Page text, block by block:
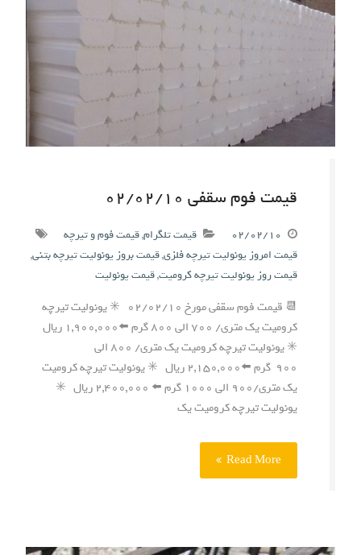
قیمت فوم سقفی ۰۲/۰۲/۱۰
۰۲/۰۲/۱۰ قیمت تلگرام,قیمت فوم و تیرچه
قیمت امروز یونولیت تیرچه فلزی,قیمت بروز یونولیت تیرچه بتنی,
قیمت روز یونولیت تیرچه کرومیت,قیمت یونولیت
📆 قیمت فوم سقفی مورخ ۰۲/۰۲/۱۰ ✳️ یونولیت تیرچه
کرومیت یک متری/ ۷۰۰ الی ۸۰۰ گرم ⬅️۱,۹۰۰,۰۰۰ ریال
✳️ یونولیت تیرچه کرومیت یک متری/ ۸۰۰ الی
۹۰۰ گرم ⬅️۲,۱۵۰,۰۰۰ ریال ✳️ یونولیت تیرچه کرومیت
یک متری/۹۰۰ الی ۱۰۰۰ گرم ⬅️ ۲,۴۰۰,۰۰۰ ریال ✳️
یونولیت تیرچه کرومیت یک
Read More